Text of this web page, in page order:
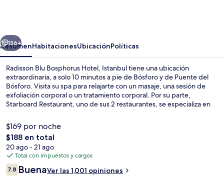
Istanbul
Siguiente
136+
ResumenHabitacionesUbicaciónPolíticas
Radisson Blu Bosphorus Hotel, Istanbul tiene una ubicación
extraordinaria, a solo 10 minutos a pie de Bósforo y de Puente del
Bósforo. Visita su spa para relajarte con un masaje, una sesión de
exfoliación corporal o un tratamiento corporal. Por su parte,
Starboard Restaurant, uno de sus 2 restaurantes, se especializa en
este hotel de lujo son su bar o lounge, su gimnasio y su sala de
fitness. A otros visitantes les encanta el personal amable.
$169 por noche
El
precio
total
es
de
$188 en total
20 ago - 21 ago
Total con impuestos y cargos
Opiniones
7.87.8 de 10,
BuenaVer las 1,001 opiniones